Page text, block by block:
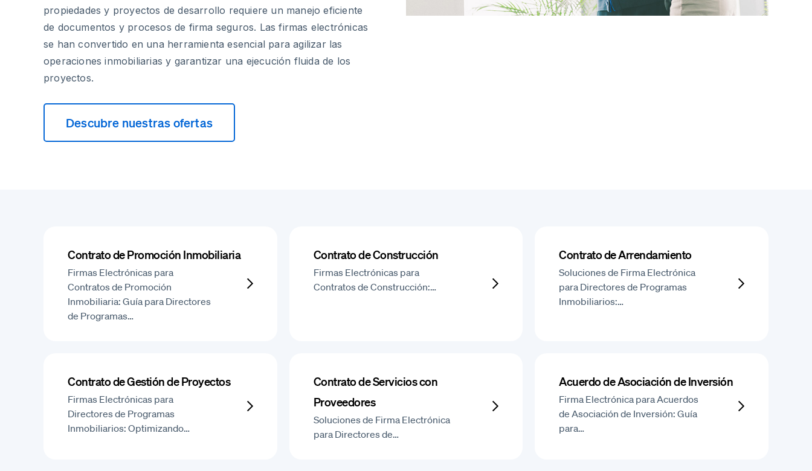
propiedades y proyectos de desarrollo requiere un manejo eficiente
de documentos y procesos de firma seguros. Las firmas electrónicas
se han convertido en una herramienta esencial para agilizar las
operaciones inmobiliarias y garantizar una ejecución fluida de los
proyectos.
Descubre nuestras ofertas
Contrato de Promoción Inmobiliaria
Firmas Electrónicas para
Contratos de Promoción
Inmobiliaria: Guía para Directores
de Programas…
Contrato de Construcción
Firmas Electrónicas para
Contratos de Construcción:…
Contrato de Arrendamiento
Soluciones de Firma Electrónica
para Directores de Programas
Inmobiliarios:…
Contrato de Gestión de Proyectos
Firmas Electrónicas para
Directores de Programas
Inmobiliarios: Optimizando…
Contrato de Servicios con
Proveedores
Soluciones de Firma Electrónica
para Directores de…
Acuerdo de Asociación de Inversión
Firma Electrónica para Acuerdos
de Asociación de Inversión: Guía
para…